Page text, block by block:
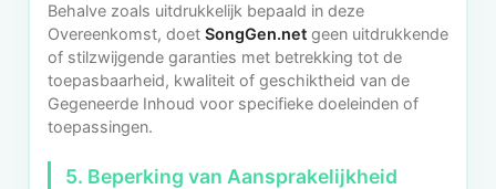
Behalve zoals uitdrukkelijk bepaald in deze
Overeenkomst, doet SongGen.net geen uitdrukkende
of stilzwijgende garanties met betrekking tot de
toepasbaarheid, kwaliteit of geschiktheid van de
Gegeneerde Inhoud voor specifieke doeleinden of
toepassingen.
5. Beperking van Aansprakelijkheid